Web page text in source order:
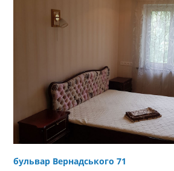
бульвар Вернадського 71